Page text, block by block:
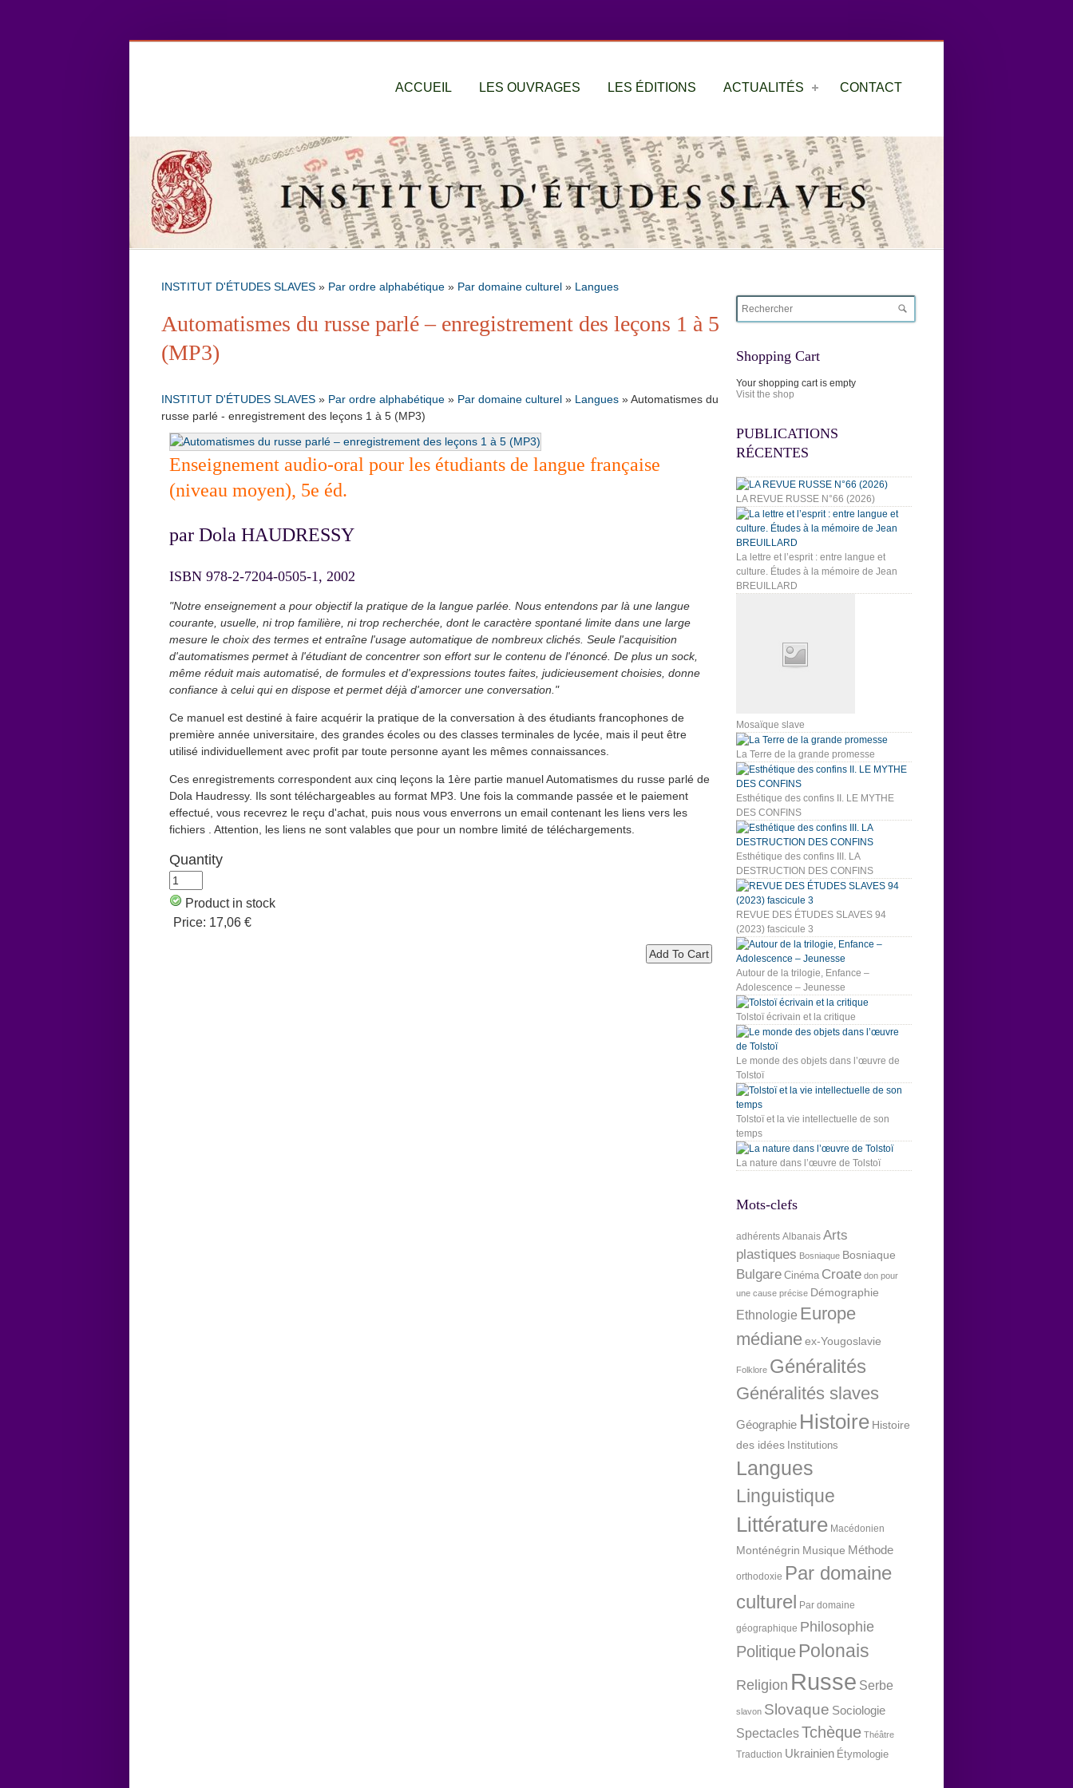
ACCUEIL LES OUVRAGES LES ÉDITIONS ACTUALITÉS CONTACT
INSTITUT D'ÉTUDES SLAVES » Par ordre alphabétique » Par domaine culturel » Langues
Automatismes du russe parlé – enregistrement des leçons 1 à 5
(MP3)
INSTITUT D'ÉTUDES SLAVES » Par ordre alphabétique » Par domaine culturel » Langues »Automatismes du
russe parlé - enregistrement des leçons 1 à 5 (MP3)
Enseignement audio-oral pour les étudiants de langue française
(niveau moyen), 5e éd.
par Dola HAUDRESSY
ISBN 978-2-7204-0505-1, 2002
"Notre enseignement a pour objectif la pratique de la langue parlée. Nous entendons par là une langue
courante, usuelle, ni trop familière, ni trop recherchée, dont le caractère spontané limite dans une large
mesure le choix des termes et entraîne l'usage automatique de nombreux clichés. Seule l'acquisition
d'automatismes permet à l'étudiant de concentrer son effort sur le contenu de l'énoncé. De plus un sock,
même réduit mais automatisé, de formules et d'expressions toutes faites, judicieusement choisies, donne
confiance à celui qui en dispose et permet déjà d'amorcer une conversation."
Ce manuel est destiné à faire acquérir la pratique de la conversation à des étudiants francophones de
première année universitaire, des grandes écoles ou des classes terminales de lycée, mais il peut être
utilisé individuellement avec profit par toute personne ayant les mêmes connaissances.
Ces enregistrements correspondent aux cinq leçons la 1ère partie manuel Automatismes du russe parlé de
Dola Haudressy. Ils sont téléchargeables au format MP3. Une fois la commande passée et le paiement
effectué, vous recevrez le reçu d'achat, puis nous vous enverrons un email contenant les liens vers les
fichiers . Attention, les liens ne sont valables que pour un nombre limité de téléchargements.
Quantity
Product in stock
Price: 17,06 €
Shopping Cart
Your shopping cart is empty
Visit the shop
PUBLICATIONS
RÉCENTES
LA REVUE RUSSE N°66 (2026)
La lettre et l’esprit : entre langue et
culture. Études à la mémoire de Jean
BREUILLARD
Mosaïque slave
La Terre de la grande promesse
Esthétique des confins II. LE MYTHE
DES CONFINS
Esthétique des confins III. LA
DESTRUCTION DES CONFINS
REVUE DES ÉTUDES SLAVES 94
(2023) fascicule 3
Autour de la trilogie, Enfance –
Adolescence – Jeunesse
Tolstoï écrivain et la critique
Le monde des objets dans l’œuvre de
Tolstoï
Tolstoï et la vie intellectuelle de son
temps
La nature dans l’œuvre de Tolstoï
Mots-clefs
adhérents Albanais Arts
plastiques Bosniaque Bosniaque
Bulgare Cinéma Croate don pour
une cause précise Démographie
Ethnologie Europe
médianeex-Yougoslavie
Folklore Généralités
Généralités slaves
Géographie Histoire Histoire
des idées Institutions
Langues
Linguistique
Littérature Macédonien
Monténégrin Musique Méthode
orthodoxie Par domaine
culturel Par domaine
géographique Philosophie
Politique Polonais
Religion Russe Serbe
slavon Slovaque Sociologie
SpectaclesTchèque Théâtre
Traduction Ukrainien Étymologie